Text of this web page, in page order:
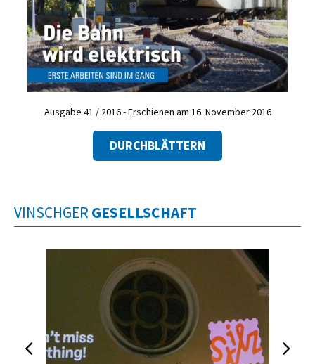
Ausgabe 41 / 2016 - Erschienen am 16. November 2016
DURCHBLÄTTERN
VINSCHGER GESELLSCHAFT